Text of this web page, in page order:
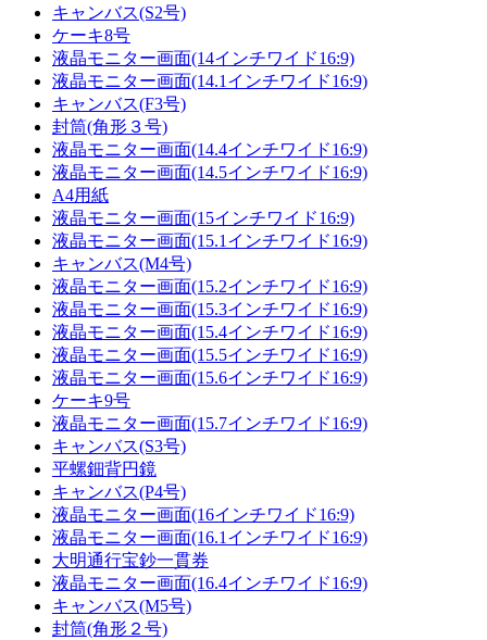
キャンバス(S2号)
ケーキ8号
液晶モニター画面(14インチワイド16:9)
液晶モニター画面(14.1インチワイド16:9)
キャンバス(F3号)
封筒(角形３号)
液晶モニター画面(14.4インチワイド16:9)
液晶モニター画面(14.5インチワイド16:9)
A4用紙
液晶モニター画面(15インチワイド16:9)
液晶モニター画面(15.1インチワイド16:9)
キャンバス(M4号)
液晶モニター画面(15.2インチワイド16:9)
液晶モニター画面(15.3インチワイド16:9)
液晶モニター画面(15.4インチワイド16:9)
液晶モニター画面(15.5インチワイド16:9)
液晶モニター画面(15.6インチワイド16:9)
ケーキ9号
液晶モニター画面(15.7インチワイド16:9)
キャンバス(S3号)
平螺鈿背円鏡
キャンバス(P4号)
液晶モニター画面(16インチワイド16:9)
液晶モニター画面(16.1インチワイド16:9)
大明通行宝鈔一貫券
液晶モニター画面(16.4インチワイド16:9)
キャンバス(M5号)
封筒(角形２号)